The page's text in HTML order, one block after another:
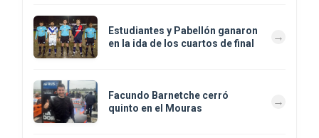
Estudiantes y Pabellón ganaron
en la ida de los cuartos de final
Facundo Barnetche cerró
quinto en el Mouras